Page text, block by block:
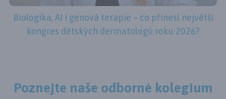
Biologika, AI i genová terapie – co přinesl největší
kongres dětských dermatologů roku 2026?
Poznejte naše odborné kolegium